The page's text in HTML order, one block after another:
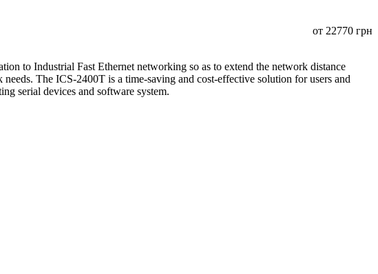
от 22770 грн
to Industrial Fast Ethernet networking so as to extend the network distance
The ICS-2400T is a time-saving and cost-effective solution for users and
serial devices and software system.